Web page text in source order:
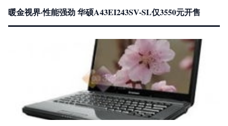
暖金视界·性能强劲 华硕A43EI243SV-SL仅3550元开售